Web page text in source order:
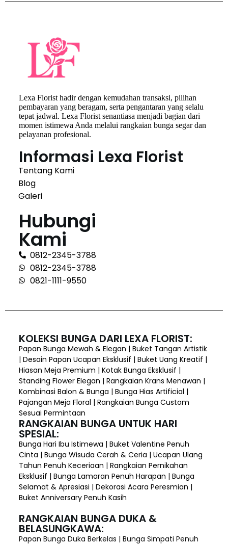
Lexa Florist hadir dengan kemudahan transaksi, pilihan
pembayaran yang beragam, serta pengantaran yang selalu
tepat jadwal. Lexa Florist senantiasa menjadi bagian dari
momen istimewa Anda melalui rangkaian bunga segar dan
pelayanan profesional.
Informasi Lexa Florist
Tentang Kami
Blog
Galeri
Hubungi
Kami
0812-2345-3788
0812-2345-3788
0821-1111-9550
KOLEKSI BUNGA DARI LEXA FLORIST:
Papan Bunga Mewah & Elegan | Buket Tangan Artistik
| Desain Papan Ucapan Eksklusif | Buket Uang Kreatif |
Hiasan Meja Premium | Kotak Bunga Eksklusif |
Standing Flower Elegan | Rangkaian Krans Menawan |
Kombinasi Balon & Bunga | Bunga Hias Artificial |
Pajangan Meja Floral | Rangkaian Bunga Custom
Sesuai Permintaan
RANGKAIAN BUNGA UNTUK HARI
SPESIAL:
Bunga Hari Ibu Istimewa | Buket Valentine Penuh
Cinta | Bunga Wisuda Cerah & Ceria | Ucapan Ulang
Tahun Penuh Keceriaan | Rangkaian Pernikahan
Eksklusif | Bunga Lamaran Penuh Harapan | Bunga
Selamat & Apresiasi | Dekorasi Acara Peresmian |
Buket Anniversary Penuh Kasih
RANGKAIAN BUNGA DUKA &
BELASUNGKAWA:
Papan Bunga Duka Berkelas | Bunga Simpati Penuh